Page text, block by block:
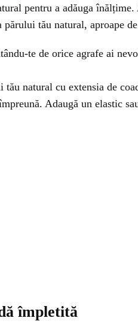
pentru a adăuga
tău natural, aproape
te de orice agrafe ai
tău natural cu extensia de
Adaugă un elastic
împletită